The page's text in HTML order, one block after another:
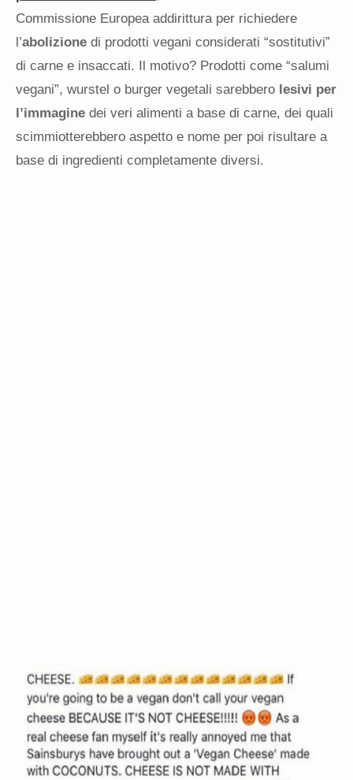
Commissione Europea addirittura per richiedere
l’abolizione di prodotti vegani considerati “sostitutivi”
di carne e insaccati. Il motivo? Prodotti come “salumi
vegani”, wurstel o burger vegetali sarebbero lesivi per
l’immagine dei veri alimenti a base di carne, dei quali
scimmiotterebbero aspetto e nome per poi risultare a
base di ingredienti completamente diversi.